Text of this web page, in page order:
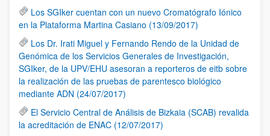
Los SGIker cuentan con un nuevo Cromatógrafo Iónico
en la Plataforma Martina Casiano (13/09/2017)
Los Dr. Irati Miguel y Fernando Rendo de la Unidad de
Genómica de los Servicios Generales de Investigación,
SGIker, de la UPV/EHU asesoran a reporteros de eitb sobre
la realización de las pruebas de parentesco biológico
mediante ADN (24/07/2017)
El Servicio Central de Análisis de Bizkaia (SCAB) revalida
la acreditación de ENAC (12/07/2017)